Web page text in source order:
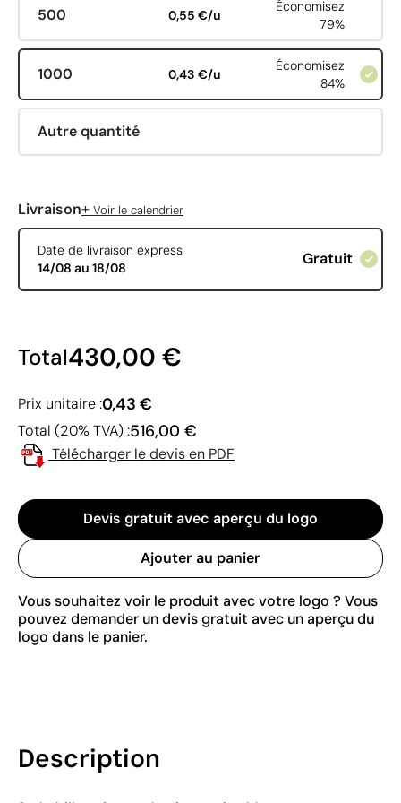
500 0,55 €/u
Économisez
79%
1000 0,43 €/u
Économisez
84%
Autre quantité
Livraison+ Voir le calendrier
Date de livraison express
14/08 au 18/08
Gratuit
Total430,00 €
Prix unitaire :0,43 €
Total (20% TVA) :516,00 €
Télécharger le devis en PDF
Devis gratuit avec aperçu du logo
Ajouter au panier
Vous souhaitez voir le produit avec votre logo ? Vous
pouvez demander un devis gratuit avec un aperçu du
logo dans le panier.
Description